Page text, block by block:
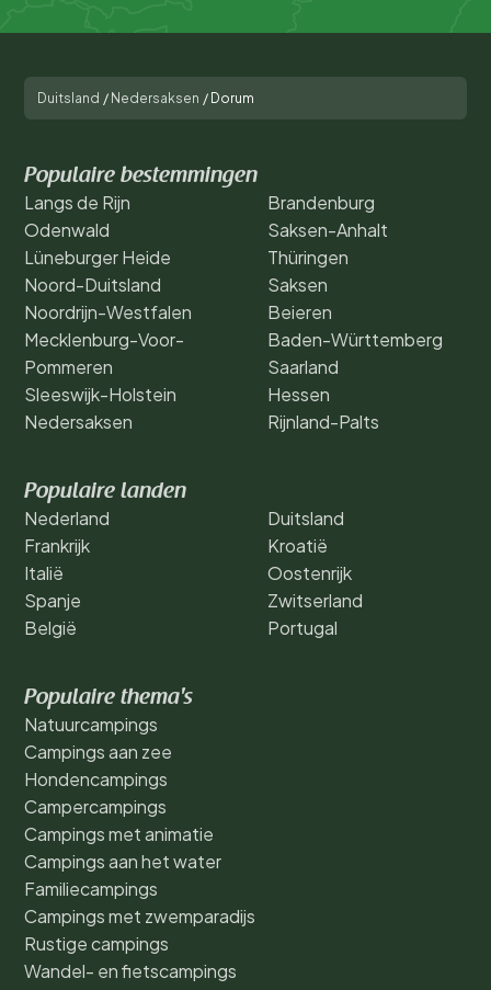
Duitsland / Nedersaksen / Dorum
Populaire bestemmingen
Langs de Rijn
Odenwald
Lüneburger Heide
Noord-Duitsland
Noordrijn-Westfalen
Mecklenburg-Voor-
Pommeren
Sleeswijk-Holstein
Nedersaksen
Brandenburg
Saksen-Anhalt
Thüringen
Saksen
Beieren
Baden-Württemberg
Saarland
Hessen
Rijnland-Palts
Populaire landen
Nederland
Frankrijk
Italië
Spanje
België
Duitsland
Kroatië
Oostenrijk
Zwitserland
Portugal
Populaire thema's
Natuurcampings
Campings aan zee
Hondencampings
Campercampings
Campings met animatie
Campings aan het water
Familiecampings
Campings met zwemparadijs
Rustige campings
Wandel- en fietscampings